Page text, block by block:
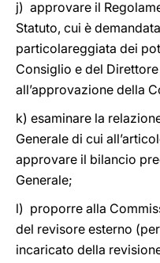
j) approvare il
Statuto, cui è
particolareggiata dei
Consiglio e del
all’approvazione della
k) esaminare la
Generale di cui
approvare il bilancio
Generale;
l) proporre alla
del revisore esterno
incaricato della